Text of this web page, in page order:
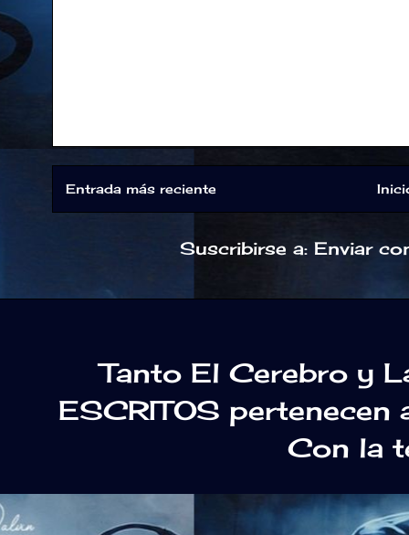
Entrada más reciente
Suscribirse a:Enviar
Tanto El Cerebro y
ESCRITOS pertenecen
Con la